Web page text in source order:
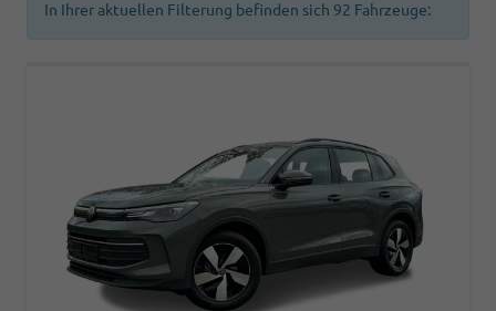
In Ihrer aktuellen Filterung befinden sich 92 Fahrzeuge: